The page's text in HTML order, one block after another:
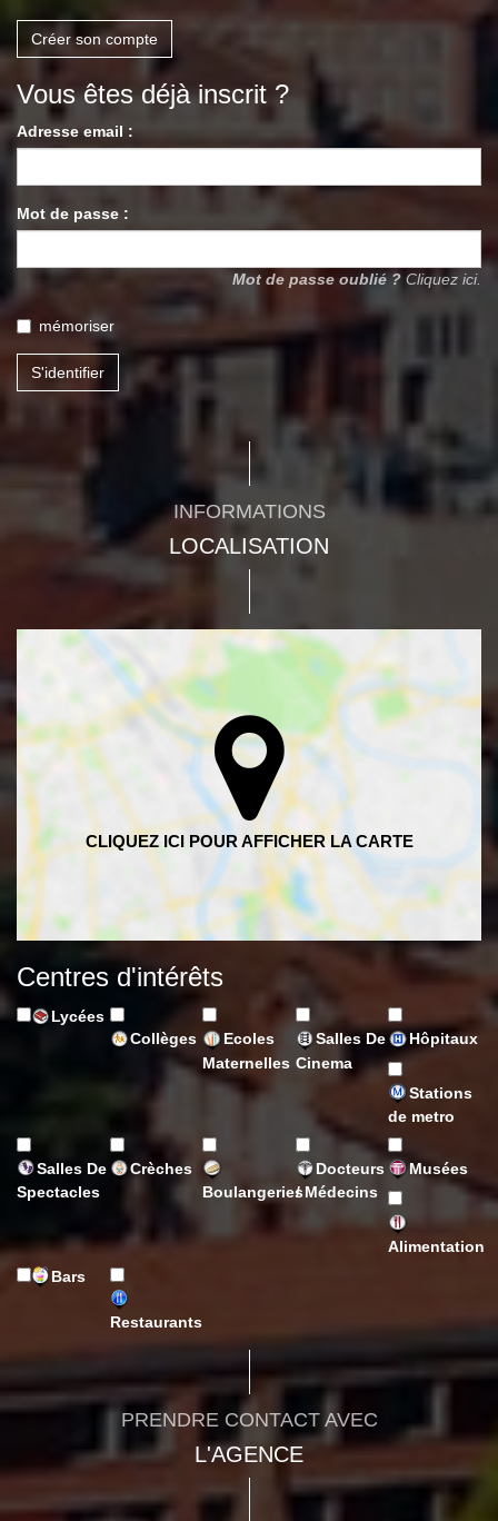
Créer son compte
Vous êtes déjà inscrit ?
Adresse email :
Mot de passe :
Mot de passe oublié ? Cliquez ici.
mémoriser
S'identifier
INFORMATIONS
LOCALISATION
Centres d'intérêts
Lycées
Collèges
Ecoles
Maternelles
Salles De
Cinema
Hôpitaux
Stations
de metro
Salles De
Spectacles
Crèches
Boulangeries
Docteurs
/ Médecins
Musées
Alimentation
Bars
Restaurants
PRENDRE CONTACT AVEC
L'AGENCE